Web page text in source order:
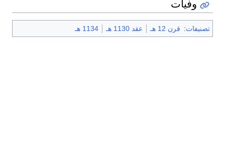
وفيات
تصنيفات: قرن 12 هـ عقد 1130 هـ 1134 هـ